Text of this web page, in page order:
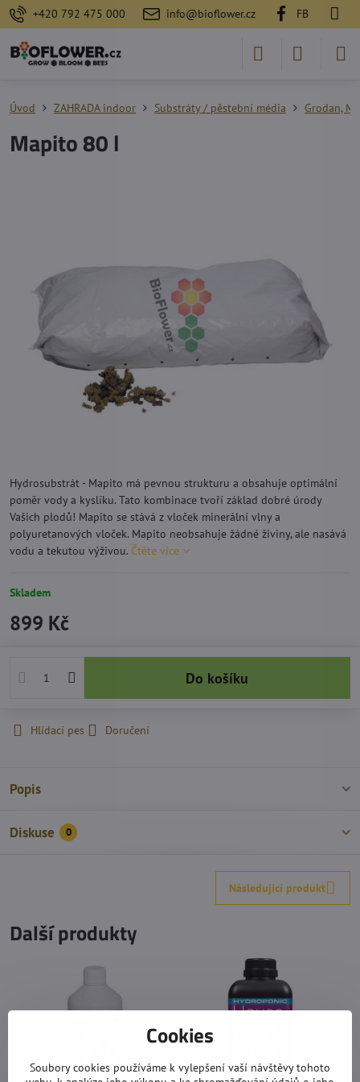
+420 792 475 000 info@bioflower.cz FB
Úvod ZAHRADA indoor Substráty / pěstební média Grodan,
Mapito 80 l
Hydrosubstrát - Mapito má pevnou strukturu a obsahuje optimální
poměr vody a kyslíku. Tato kombinace tvoří základ dobré úrody
Vašich plodů! Mapito se stává z vloček minerální vlny a
polyuretanových vloček. Mapito neobsahuje žádné živiny, ale nasává
vodu a tekutou výživou. Čtěte více
Skladem
899 Kč
Do košíku
Hlídací pes Doručení
Popis
Diskuse 0
Následující produkt
Další produkty
Cookies
Soubory cookies používáme k vylepšení vaší návštěvy tohoto